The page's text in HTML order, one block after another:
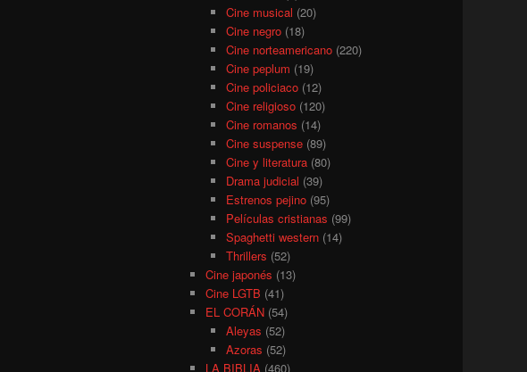
Cine musical (20)
Cine negro(18)
Cine norteamericano(220)
Cine peplum (19)
Cine policiaco(12)
Cine religioso(120)
Cine romanos (14)
Cine suspense(89)
Cine y literatura(80)
Drama judicial (39)
Estrenos pejino(95)
Películas cristianas (99)
Spaghetti western(14)
Thrillers (52)
Cine japonés (13)
Cine LGTB (41)
EL CORÁN (54)
Aleyas (52)
Azoras (52)
LA BIBLIA (460)